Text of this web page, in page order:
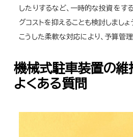
したりするなど、一時的な投資をす
グコストを抑えることも検討しましょ
こうした柔軟な対応により、予算管
機械式駐車装置の維
よくある質問